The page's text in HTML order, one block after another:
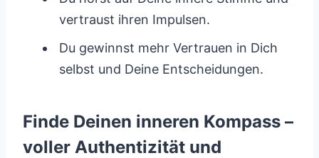
vertraust ihren Impulsen.
Du gewinnst mehr Vertrauen in Dich
selbst und Deine Entscheidungen.
Finde Deinen inneren Kompass –
voller Authentizität und